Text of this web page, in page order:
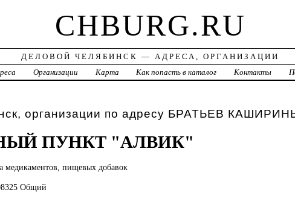
CHBURG.RU
ДЕЛОВОЙ ЧЕЛЯБИНСК — АДРЕСА, ОРГАНИЗАЦИИ
Организации Карта Как попасть в каталог Контакты
организации по адресу БРАТЬЕВ
ПУНКТ "АЛВИК"
медикаментов, пищевых добавок
Общий